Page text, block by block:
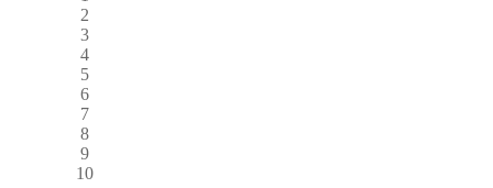
2
3
4
5
6
7
8
9
10